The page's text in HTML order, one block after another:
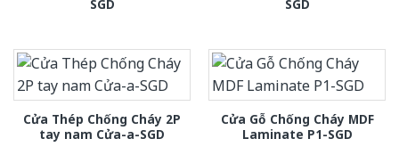
SGD
SGD
Cửa Thép Chống Cháy 2P
tay nam Cửa-a-SGD
Cửa Gỗ Chống Cháy MDF
Laminate P1-SGD